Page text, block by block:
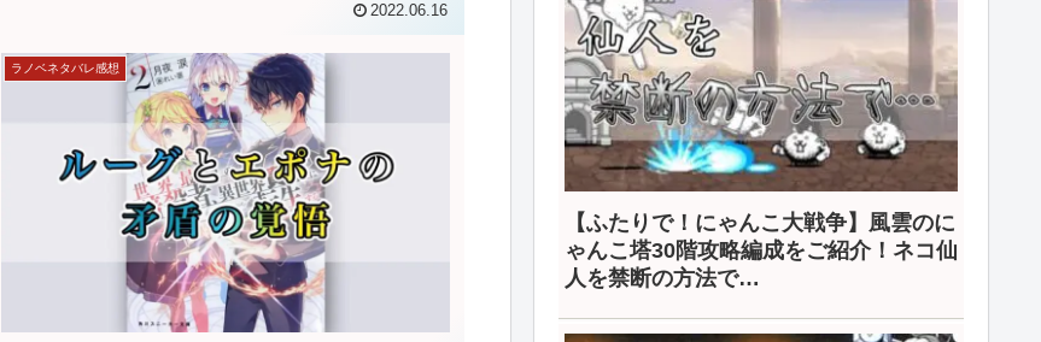
2022.06.16
ラノベネタバレ感想
【ふたりで！にゃんこ大戦争】風雲のに
ゃんこ塔30階攻略編成をご紹介！ネコ仙
人を禁断の方法で…